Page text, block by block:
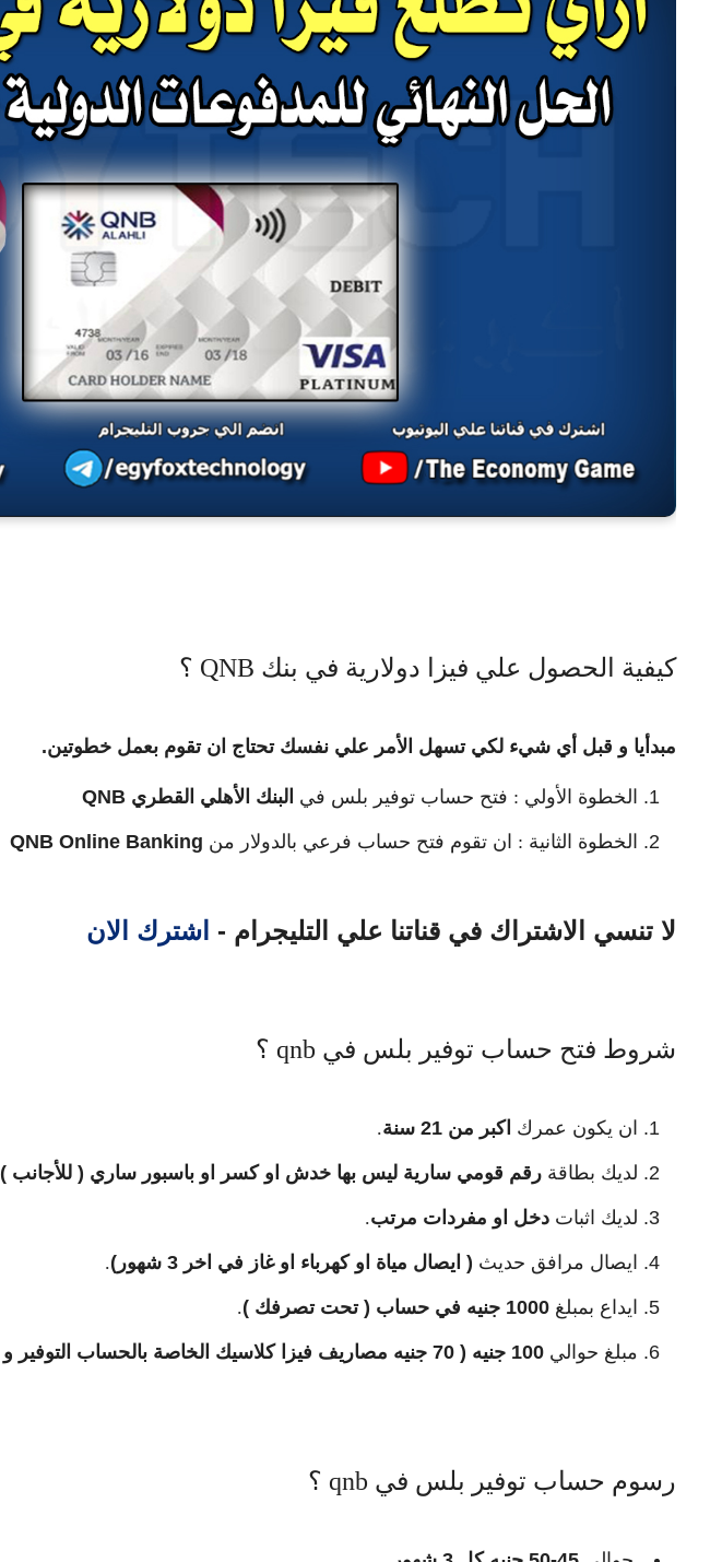
كيفية الحصول علي فيزا دولارية في بنك QNB ؟
مبدأيا و قبل أي شيء لكي تسهل الأمر علي نفسك تحتاج ان تقوم بعمل خطوتين.
الخطوة الأولي : فتح حساب توفير بلس في البنك الأهلي القطري QNB
الخطوة الثانية : ان تقوم فتح حساب فرعي بالدولار من QNB Online Banking
لا تنسي الاشتراك في قناتنا علي التليجرام - اشترك الان
شروط فتح حساب توفير بلس في qnb ؟
ان يكون عمرك اكبر من 21 سنة .
لديك بطاقة رقم قومي سارية ليس بها خدش او كسر او باسبور ساري ( للأجانب )
لديك اثبات دخل او مفردات مرتب.
ايصال مرافق حديث ( ايصال مياة او كهرباء او غاز في اخر 3 شهور) .
ايداع بمبلغ 1000 جنيه في حساب ( تحت تصرفك ) .
مبلغ حوالي 100 جنيه ( 70 جنيه مصاريف فيزا كلاسيك الخاصة بالحساب التوفير و الباقي رسوم للحساب )
رسوم حساب توفير بلس في qnb ؟